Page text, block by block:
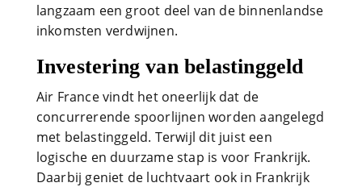
langzaam een groot deel van de binnenlandse
inkomsten verdwijnen.
Investering van belastinggeld
Air France vindt het oneerlijk dat de
concurrerende spoorlijnen worden aangelegd
met belastinggeld. Terwijl dit juist een
logische en duurzame stap is voor Frankrijk.
Daarbij geniet de luchtvaart ook in Frankrijk